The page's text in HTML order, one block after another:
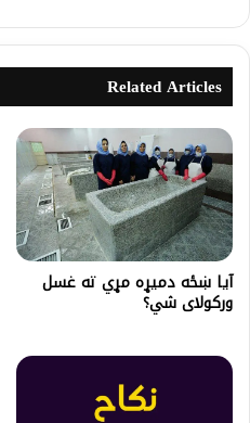
Related Articles
آیا ښځه دمیړه مړي ته غسل
ورکولای شي؟